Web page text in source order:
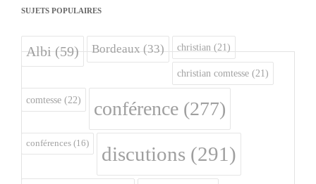
SUJETS POPULAIRES
Albi(59) Bordeaux(33) christian (21)
christian comtesse (21)
comtesse (22) conférence (277)
conférences (16) discutions (291)